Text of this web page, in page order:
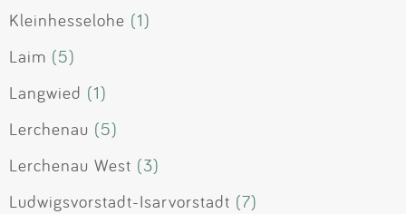
Kleinhesselohe (1)
Laim (5)
Langwied (1)
Lerchenau (5)
Lerchenau West (3)
Ludwigsvorstadt-Isarvorstadt (7)